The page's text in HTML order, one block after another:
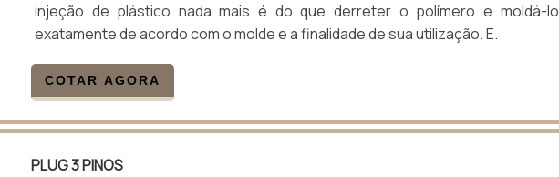
injeção de plástico nada mais é do que derreter o polímero e moldá-lo
exatamente de acordo com o molde e a finalidade de sua utilização. E.
COTAR AGORA
PLUG 3 PINOS